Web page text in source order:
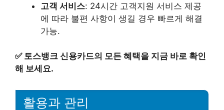
고객 서비스: 24시간 고객지원 서비스 제공
에 따라 불편 사항이 생길 경우 빠르게 해결
가능.
✅ 토스뱅크 신용카드의 모든 혜택을 지금 바로 확인
해 보세요.
활용과 관리